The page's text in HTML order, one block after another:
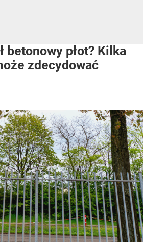
betonowy płot? Kilka
zdecydować